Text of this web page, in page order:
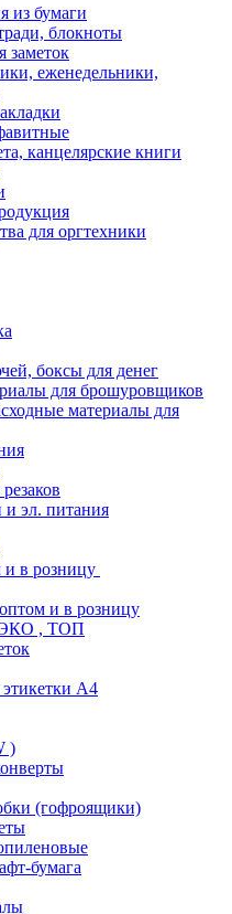
из бумаги
блокноты
заметок
еженедельники,
канцелярские книги
для оргтехники
боксы для денег
для брошуровщиков
материалы для
эл. питания
и в розницу
и в розницу
ЭКО , ТОП
А4
)
(гофроящики)
бумага